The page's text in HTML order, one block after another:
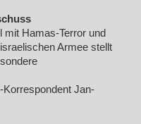
mit Hamas-Terror und
Armee stellt
Jan-